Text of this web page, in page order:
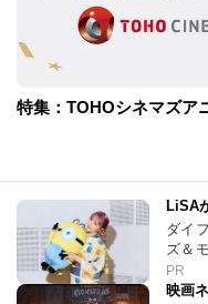
特集：TOHOシネマズア
LiSA
ダイ
ズ＆
PR
映画